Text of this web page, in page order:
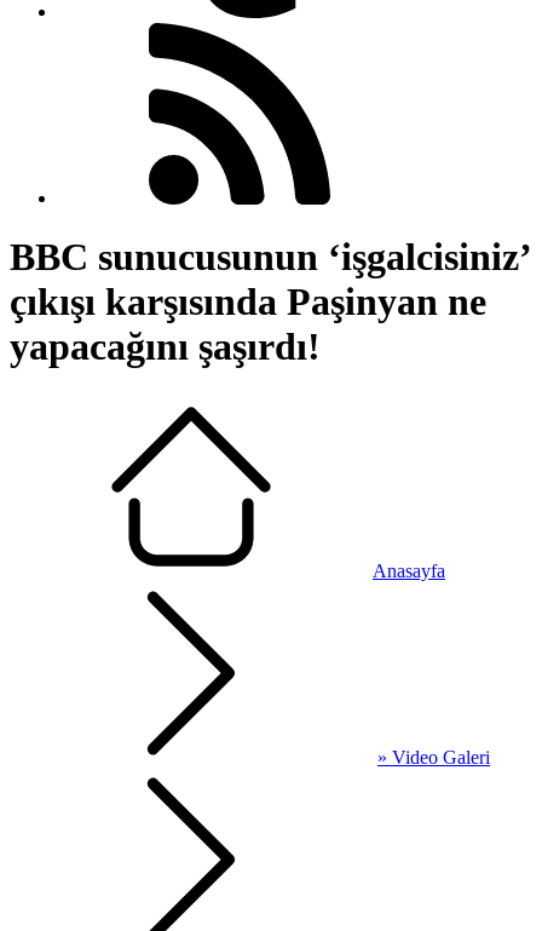
BBC sunucusunun ‘işgalcisiniz’
çıkışı karşısında Paşinyan ne
yapacağını şaşırdı!
Anasayfa
» Video Galeri